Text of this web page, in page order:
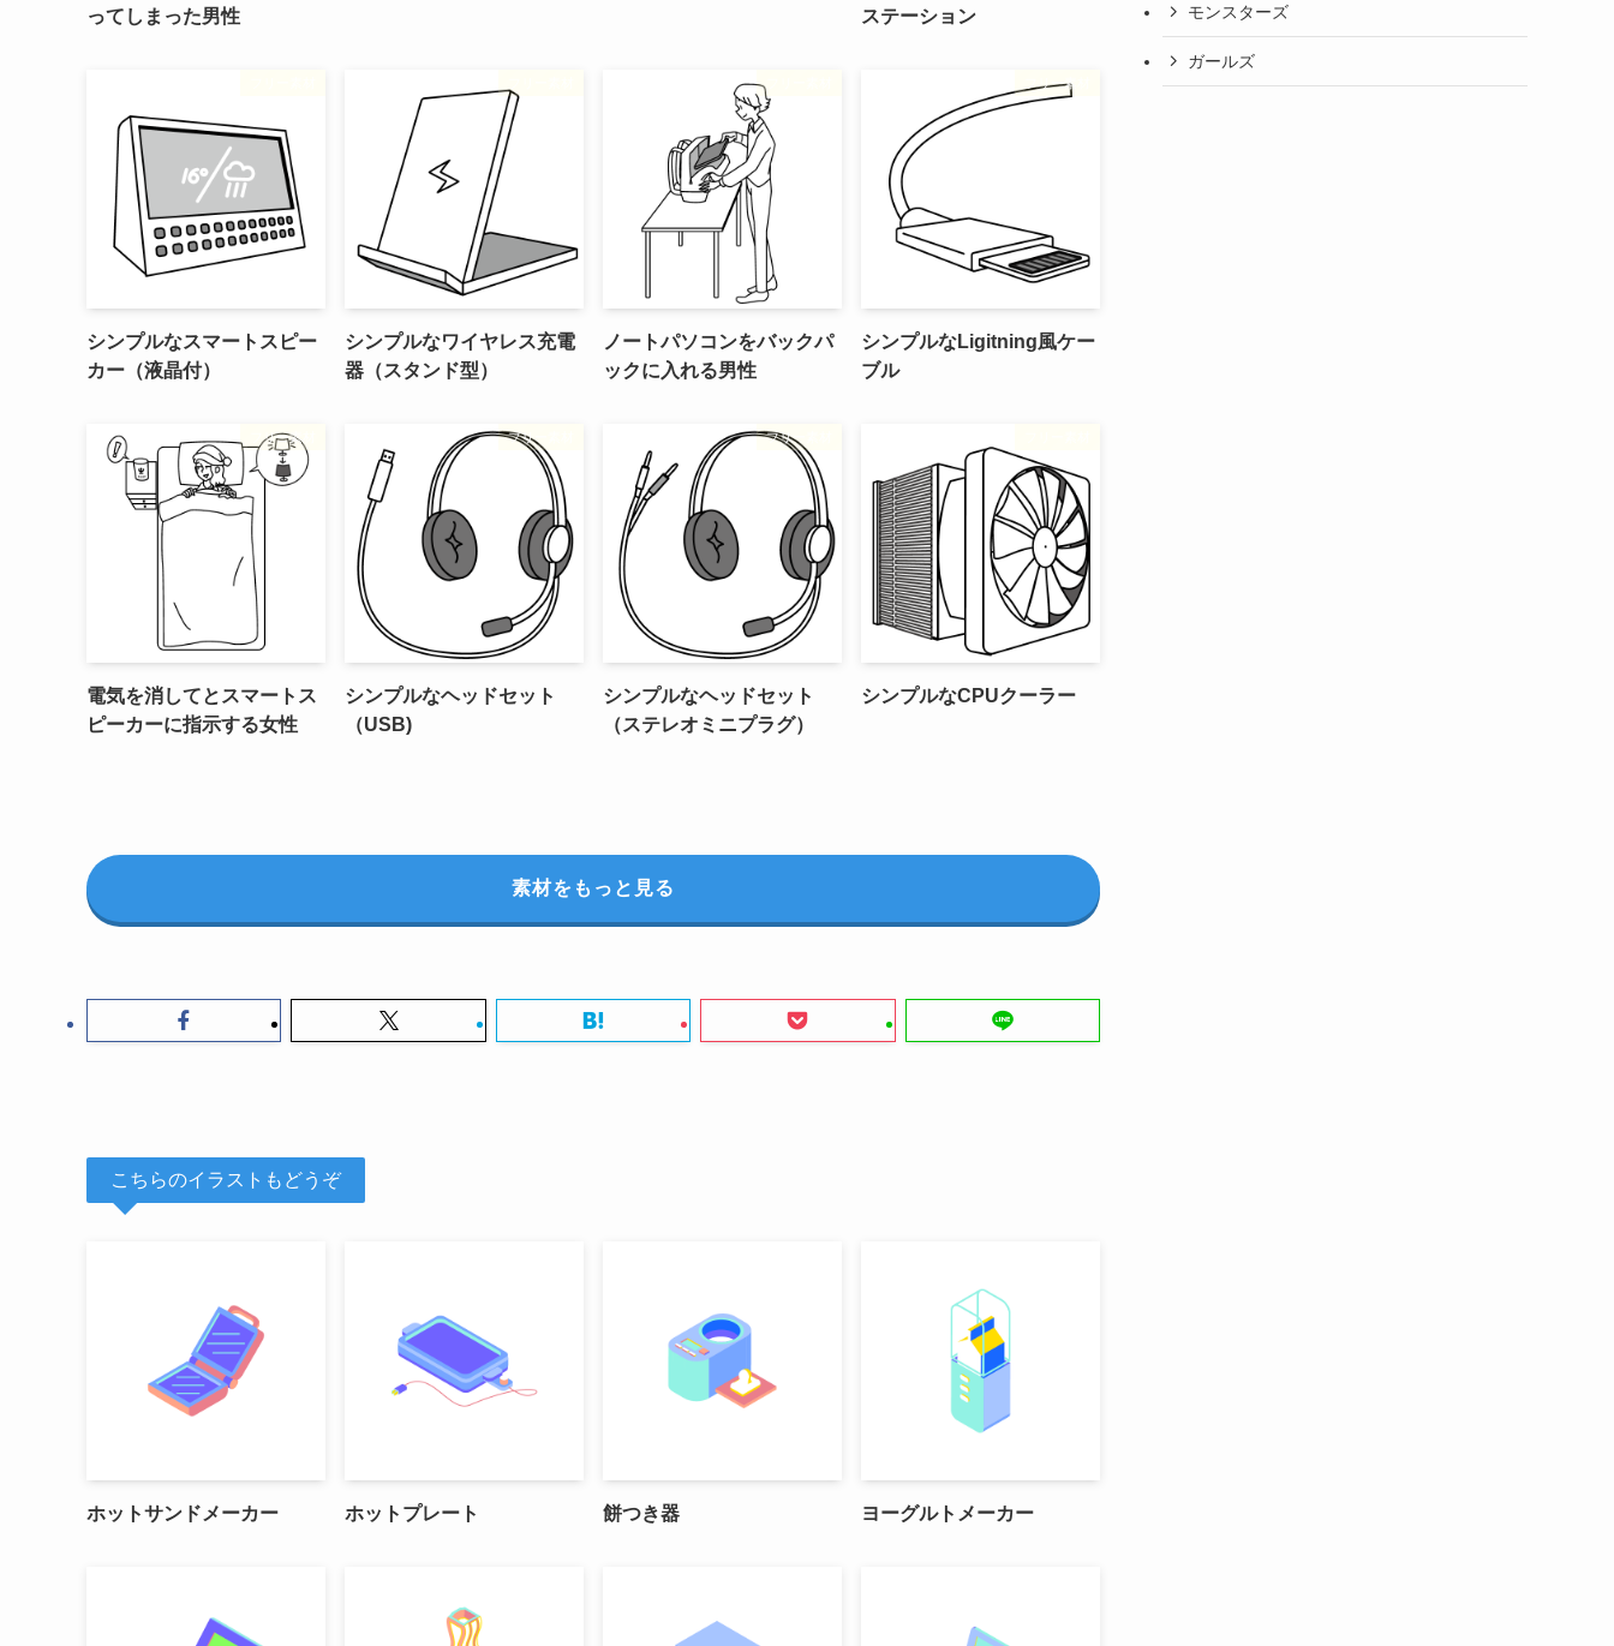
ってしまった男性
ステーション
シンプルなスマートスピー
カー（液晶付）
シンプルなワイヤレス充電
器（スタンド型）
ノートパソコンをバックパ
ックに入れる男性
フリー素材
シンプルなLigitning風ケー
ブル
フリー素材
電気を消してとスマートス
ピーカーに指示する女性
フリー素材
シンプルなヘッドセット
（USB)
フリー素材
シンプルなヘッドセット
（ステレオミニプラグ）
シンプルなCPUクーラー
素材をもっと見る
こちらのイラストもどうぞ
ホットサンドメーカー ホットプレート 餅つき器 ヨーグルトメーカー
モンスターズ
ガールズ